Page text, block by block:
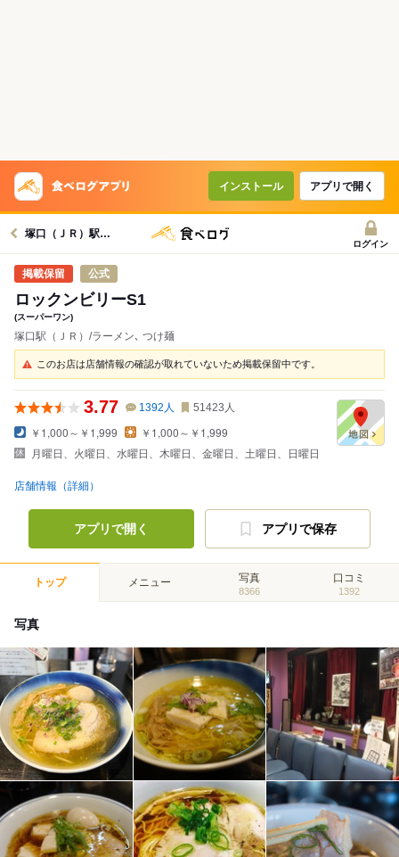
インストール アプリで開く
塚口（ＪＲ）駅グルメへ
ログイン
公式
ロックンビリーS1
(スーパーワン)
塚口駅（ＪＲ）/ラーメン､ つけ麺
このお店は店舗情報の確認が取れていないため掲載保留中です。
3.77 1392 人 51423 人
￥1,000～￥1,999
￥1,000～￥1,999
月曜日、火曜日、水曜日、木曜日、金曜日、土曜日、日曜日
店舗情報（詳細）
アプリで開く アプリで保存
トップ メニュー 写真
8366
口コミ
1392
写真